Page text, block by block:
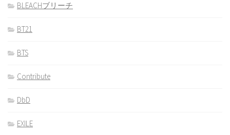
BLEACHブリーチ
BT21
BTS
Contribute
DbD
EXILE